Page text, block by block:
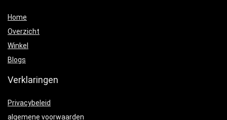
Home
Overzicht
Winkel
Blogs
Verklaringen
Privacybeleid
algemene voorwaarden